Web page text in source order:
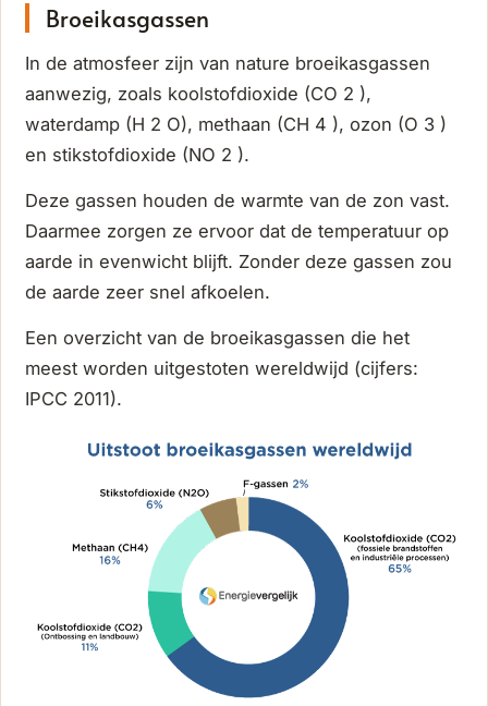
Broeikasgassen
In de atmosfeer zijn van nature broeikasgassen
aanwezig, zoals koolstofdioxide (CO 2 ),
waterdamp (H 2 O), methaan (CH 4 ), ozon (O 3 )
en stikstofdioxide (NO 2 ).
Deze gassen houden de warmte van de zon vast.
Daarmee zorgen ze ervoor dat de temperatuur op
aarde in evenwicht blijft. Zonder deze gassen zou
de aarde zeer snel afkoelen.
Een overzicht van de broeikasgassen die het
meest worden uitgestoten wereldwijd (cijfers:
IPCC 2011).